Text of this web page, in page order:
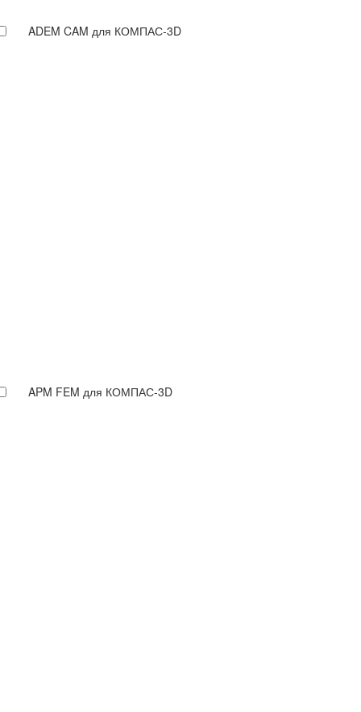
ADEM CAM для КОМПАС-3D
APM FEM для КОМПАС-3D